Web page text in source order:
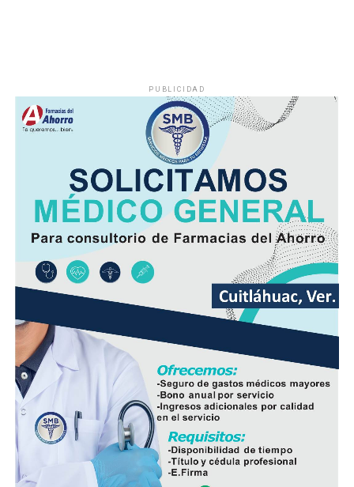
Asimismo, se pronostica la llegada de otra onda tropical
entre viernes y fin de semana.
Finalmente, la SPC de Veracruz recomienda a la
población vigilar el comportamiento de ríos y arroyos
de respuesta rápida y observar su entorno por posibles
derrumbes, deslaves y deslizamiento de laderas.
Además de conducir con precaución por disminución de
la visibilidad y anegamientos urbanos, viento arrachado,
descargas eléctricas y probables granizadas en áreas de
tormenta, entre otros efectos negativos.
PUBLICIDAD